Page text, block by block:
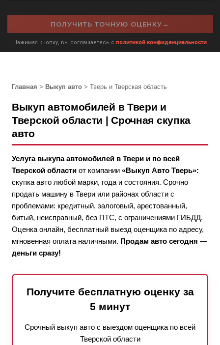
ПОЛУЧИТЬ ТОЧНУЮ ОЦЕНКУ →
Нажимая кнопку, вы соглашаетесь с политикой конфиденциальности
Главная > Выкуп авто > Тверь и Тверская область
Выкуп автомобилей в Твери и
Тверской области | Срочная скупка
авто
Услуга выкупа автомобилей в Твери и по всей
Тверской области от компании «Выкуп Авто Тверь»:
скупка авто любой марки, года и состояния. Срочно
продать машину в Твери или районах области с
проблемами: кредитный, залоговый, арестованный,
битый, неисправный, без ПТС, с ограничениями ГИБДД.
Оценка онлайн, бесплатный выезд оценщика по адресу,
мгновенная оплата наличными. Продам авто сегодня —
деньги сразу!
Получите бесплатную оценку за
5 минут
Срочный выкуп авто с выездом оценщика по всей
Тверской области